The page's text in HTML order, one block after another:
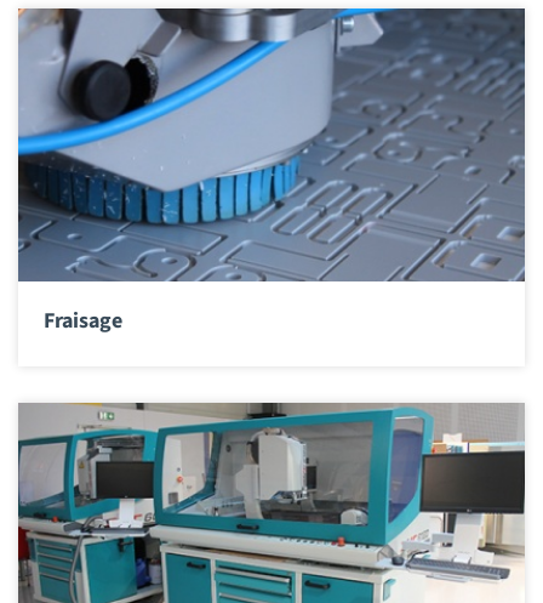
Fraisage